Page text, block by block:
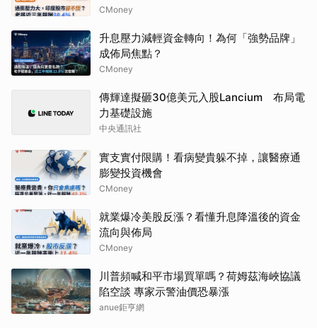
CMoney
升息壓力減輕資金轉向！為何「強勢品牌」
成佈局焦點？
CMoney
傳輝達擬砸30億美元入股Lancium 布局電
力基礎設施
中央通訊社
實支實付限購！看病變貴躲不掉，讓醫療通
膨變投資機會
CMoney
就業爆冷美股反漲？看懂升息降溫後的資金
流向與佈局
CMoney
川普頻喊和平市場買單嗎？荷姆茲海峽協議
陷空談 專家示警油價恐暴漲
anue鉅亨網